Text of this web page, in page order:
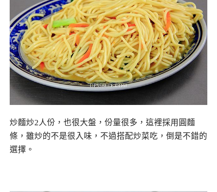
炒麵炒2人份，也很大盤，份量很多，這裡採用圓麵
條，雖炒的不是很入味，不過搭配炒菜吃，倒是不錯的
選擇。